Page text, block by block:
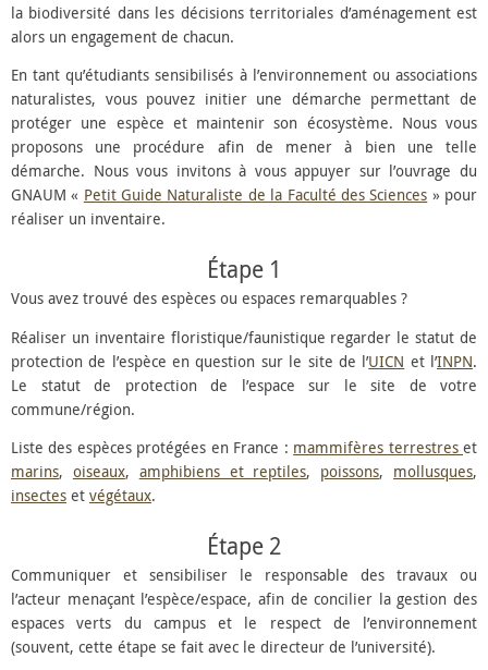
la biodiversité dans les décisions territoriales d’aménagement est
alors un engagement de chacun.
En tant qu’étudiants sensibilisés à l’environnement ou associations
naturalistes, vous pouvez initier une démarche permettant de
protéger une espèce et maintenir son écosystème. Nous vous
proposons une procédure afin de mener à bien une telle
démarche. Nous vous invitons à vous appuyer sur l’ouvrage du
GNAUM « Petit Guide Naturaliste de la Faculté des Sciences » pour
réaliser un inventaire.
Étape 1
Vous avez trouvé des espèces ou espaces remarquables ?
Réaliser un inventaire floristique/faunistique regarder le statut de
protection de l’espèce en question sur le site de l’UICN et l’INPN.
Le statut de protection de l’espace sur le site de votre
commune/région.
Liste des espèces protégées en France : mammifères terrestreset
marins, oiseaux, amphibiens et reptiles, poissons, mollusques,
insectes et végétaux.
Étape 2
Communiquer et sensibiliser le responsable des travaux ou
l’acteur menaçant l’espèce/espace, afin de concilier la gestion des
espaces verts du campus et le respect de l’environnement
(souvent, cette étape se fait avec le directeur de l’université).